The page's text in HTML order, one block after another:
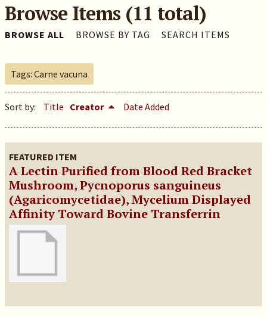
Browse Items (11 total)
BROWSE ALL BROWSE BY TAG SEARCH ITEMS
Tags: Carne vacuna
Sort by: Title Creator Date Added
FEATURED ITEM
A Lectin Purified from Blood Red Bracket
Mushroom, Pycnoporus sanguineus
(Agaricomycetidae), Mycelium Displayed
Affinity Toward Bovine Transferrin